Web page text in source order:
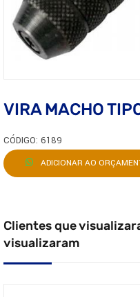
VIRA MACHO
CÓDIGO: 6189
ADICIONAR AO
Clientes que
visualizaram